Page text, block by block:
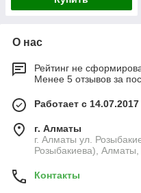
О нас
Рейтинг не
Менее 5 отзывов за
Работает с 14.07.2017
г. Алматы
г. Алматы ул.
Розыбакиева), Алматы,
Контакты